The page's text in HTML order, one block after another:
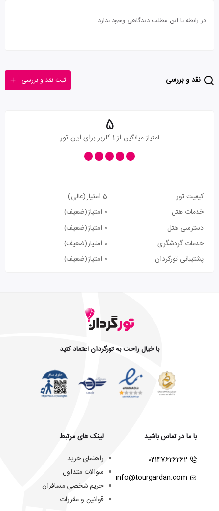
در رابطه با این مطلب دیدگاهی وجود ندارد
نقد و بررسی ثبت نقد و بررسی
5
امتیاز میانگین از 1 کاربر برای این تور
کیفیت تور 5 امتیاز
(عالی)
خدمات هتل
0 امتیاز
(ضعیف)
دسترسی هتل
0 امتیاز
(ضعیف)
خدمات گردشگری
0 امتیاز
(ضعیف)
پشتیبانی تورگردان
0 امتیاز (ضعیف)
با خیال راحت به تورگردان اعتماد کنید
با ما در تماس باشید
02147626262
info@tourgardan.com
لینک های مرتبط
راهنمای خرید
سوالات متداول
حریم شخصی مسافران
قوانین و مقررات